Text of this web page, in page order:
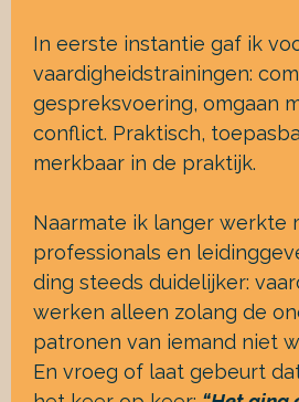
In eerste instantie gaf ik
vaardigheidstrainingen:
gespreksvoering, omgaan
conflict. Praktisch,
merkbaar in de praktijk.
Naarmate ik langer werkte
professionals en
ding steeds duidelijker:
werken alleen zolang de
patronen van iemand niet
En vroeg of laat gebeurt